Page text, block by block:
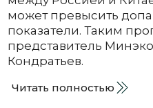
может превысить
показатели. Таким
представитель
Кондратьев.
Читать полностью